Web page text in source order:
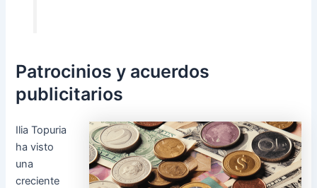
Patrocinios y acuerdos
publicitarios
Ilia Topuria
ha visto
una
creciente